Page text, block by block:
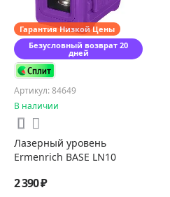
Гарантия Низкой Цены
Безусловный возврат 20
дней
Артикул: 84649
В наличии
Лазерный уровень
Ermenrich BASE LN10
2 390 ₽